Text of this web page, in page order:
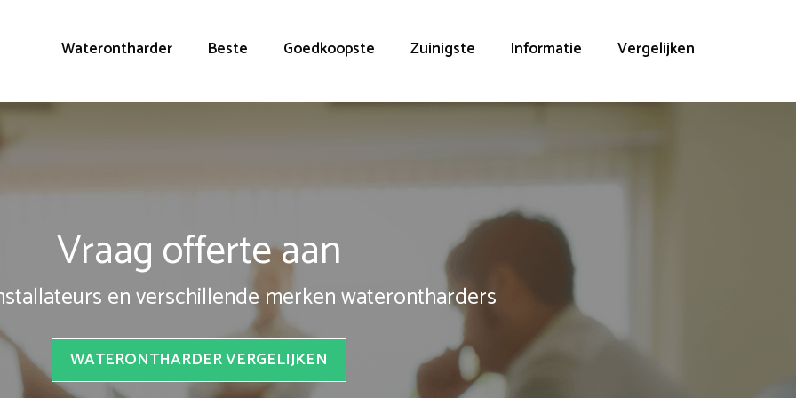
Waterontharder Beste Goedkoopste Zuinigste Informatie Vergelijken
Vraag offerte aan
en verschillende merken waterontharders
WATERONTHARDER VERGELIJKEN